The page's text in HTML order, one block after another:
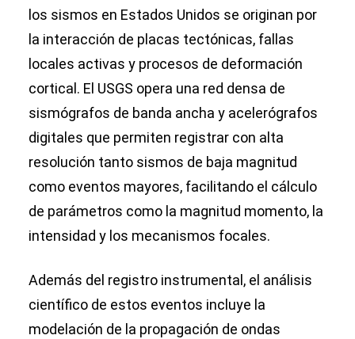
los sismos en Estados Unidos se originan por
la interacción de placas tectónicas, fallas
locales activas y procesos de deformación
cortical. El USGS opera una red densa de
sismógrafos de banda ancha y acelerógrafos
digitales que permiten registrar con alta
resolución tanto sismos de baja magnitud
como eventos mayores, facilitando el cálculo
de parámetros como la magnitud momento, la
intensidad y los mecanismos focales.
Además del registro instrumental, el análisis
científico de estos eventos incluye la
modelación de la propagación de ondas